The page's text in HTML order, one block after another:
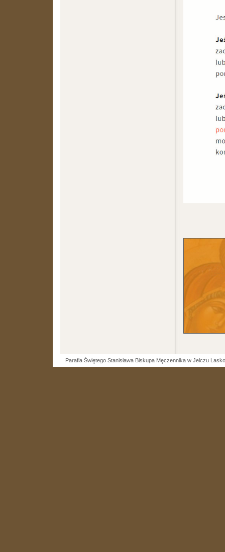
Parafia Świętego Stanisława Biskupa Męczennika w Jelczu